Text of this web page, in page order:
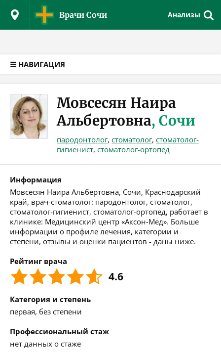
Врачи Сочи Анализы
☰ НАВИГАЦИЯ
Мовсесян Наира
Альбертовна, Сочи
пародонтолог, стоматолог, стоматолог-
гигиенист, стоматолог-ортопед
Информация
Мовсесян Наира Альбертовна, Сочи, Краснодарский
край, врач-стоматолог: пародонтолог, стоматолог,
стоматолог-гигиенист, стоматолог-ортопед, работает в
клинике: Медицинский центр «Аксон-Мед». Больше
информации о профиле лечения, категории и
степени, отзывы и оценки пациентов - даны ниже.
Рейтинг врача
4.6
Категория и степень
первая, без степени
Профессиональный стаж
нет данных о стаже